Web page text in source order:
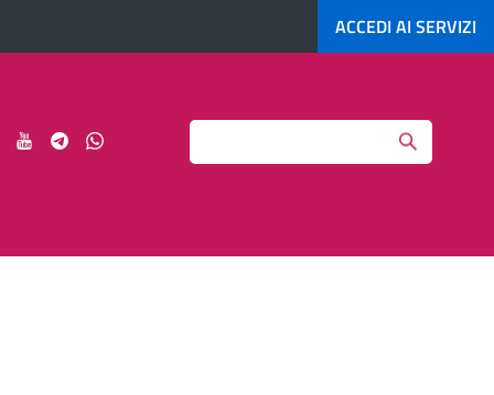
ACCEDI AI SERVIZI
Seguici SeguiciSeguiciSeguici
Search